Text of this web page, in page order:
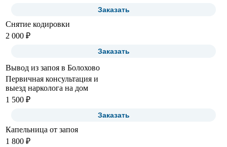
Заказать
Снятие кодировки
2 000 ₽
Заказать
Вывод из запоя в Болохово
Первичная консультация и
выезд нарколога на дом
1 500 ₽
Заказать
Капельница от запоя
1 800 ₽